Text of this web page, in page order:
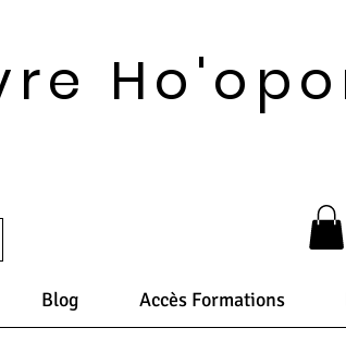
Blog Accès Formations